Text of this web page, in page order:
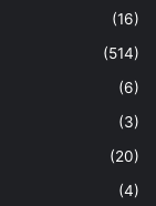
(16)
(514)
(6)
(3)
(20)
(4)